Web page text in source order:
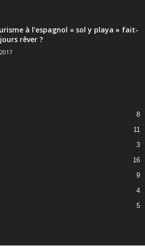
à l’espagnol « sol y playa » fait-
rêver ?
8
11
3
16
9
4
5